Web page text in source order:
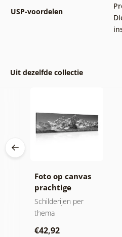
USP-voordelen
Uit dezelfde collectie
Foto op canvas
prachtige
bergtop in zwart-
wit
Schilderijen per
thema
€42,92